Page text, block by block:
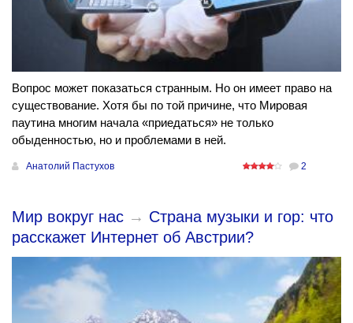
Вопрос может показаться странным. Но он имеет право на
существование. Хотя бы по той причине, что Мировая
паутина многим начала «приедаться» не только
обыденностью, но и проблемами в ней.
Анатолий Пастухов 2
Мир вокруг нас → Страна музыки и гор: что
расскажет Интернет об Австрии?